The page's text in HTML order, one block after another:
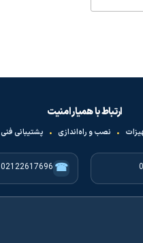
ارتباط با همیار امنیت
• نصب و راه‌اندازی • پشتیبانی فنی
☎
02122617696